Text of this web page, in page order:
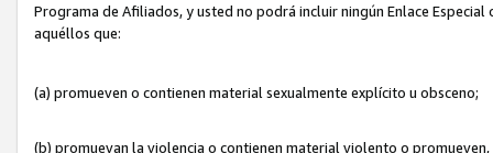
Programa de Afiliados, y usted no podrá incluir ningún Enlace
aquéllos que:
(a) promueven o contienen material sexualmente explícito u obsceno;
(b) promuevan la violencia o contienen material violento o